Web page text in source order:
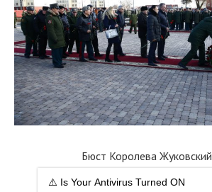
Бюст Королева Жуковский